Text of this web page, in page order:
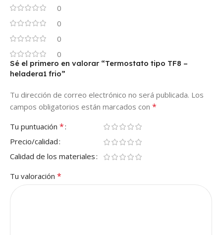
0
0
0
0
Sé el primero en valorar “Termostato tipo TF8 –
heladera1 frio”
Tu dirección de correo electrónico no será publicada. Los
campos obligatorios están marcados con *
Tu puntuación *
Precio/calidad
Calidad de los materiales
Tu valoración *